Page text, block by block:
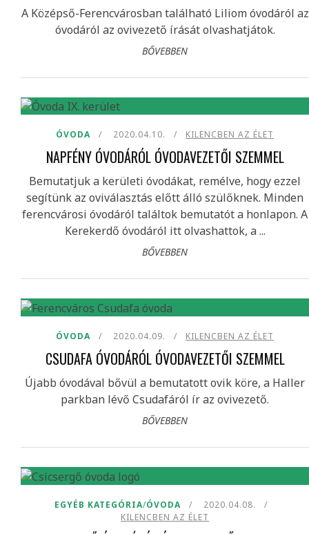
A Középső-Ferencvárosban található Liliom óvodáról az
óvodáról az ovivezető írását olvashatjátok.
BŐVEBBEN
ÓVODA 2020.04.10. KILENCBEN AZ ÉLET
NAPFÉNY ÓVODÁRÓL ÓVODAVEZETŐI SZEMMEL
Bemutatjuk a kerületi óvodákat, remélve, hogy ezzel
segítünk az oviválasztás előtt álló szülőknek. Minden
ferencvárosi óvodáról találtok bemutatót a honlapon. A
Kerekerdő óvodáról itt olvashattok, a ...
BŐVEBBEN
ÓVODA 2020.04.09. KILENCBEN AZ ÉLET
CSUDAFA ÓVODÁRÓL ÓVODAVEZETŐI SZEMMEL
Újabb óvodával bővül a bemutatott ovik köre, a Haller
parkban lévő Csudafáról ír az ovivezető.
BŐVEBBEN
EGYÉB KATEGÓRIA/ÓVODA
2020.04.08.
KILENCBEN AZ ÉLET